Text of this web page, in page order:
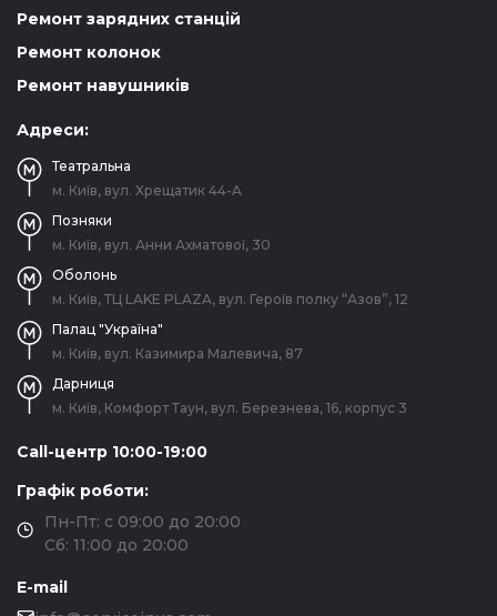
Ремонт зарядних станцій
Ремонт колонок
Ремонт навушників
Адреси:
Театральна
м. Київ, вул. Хрещатик 44-A
Позняки
м. Київ, вул. Анни Ахматової, 30
Оболонь
м. Київ, ТЦ LAKE PLAZA, вул. Героїв полку “Азов”, 12
Палац "Україна"
м. Київ, вул. Казимира Малевича, 87
Дарниця
м. Київ, Комфорт Таун, вул. Березнева, 16, корпус 3
Call-центр 10:00-19:00
Графік роботи:
Пн-Пт: с 09:00 до 20:00
Сб: 11:00 до 20:00
E-mail